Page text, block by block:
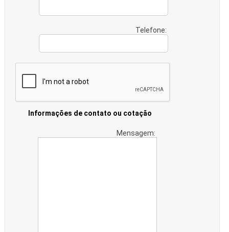
Telefone:
Informações de contato ou cotação
Mensagem: